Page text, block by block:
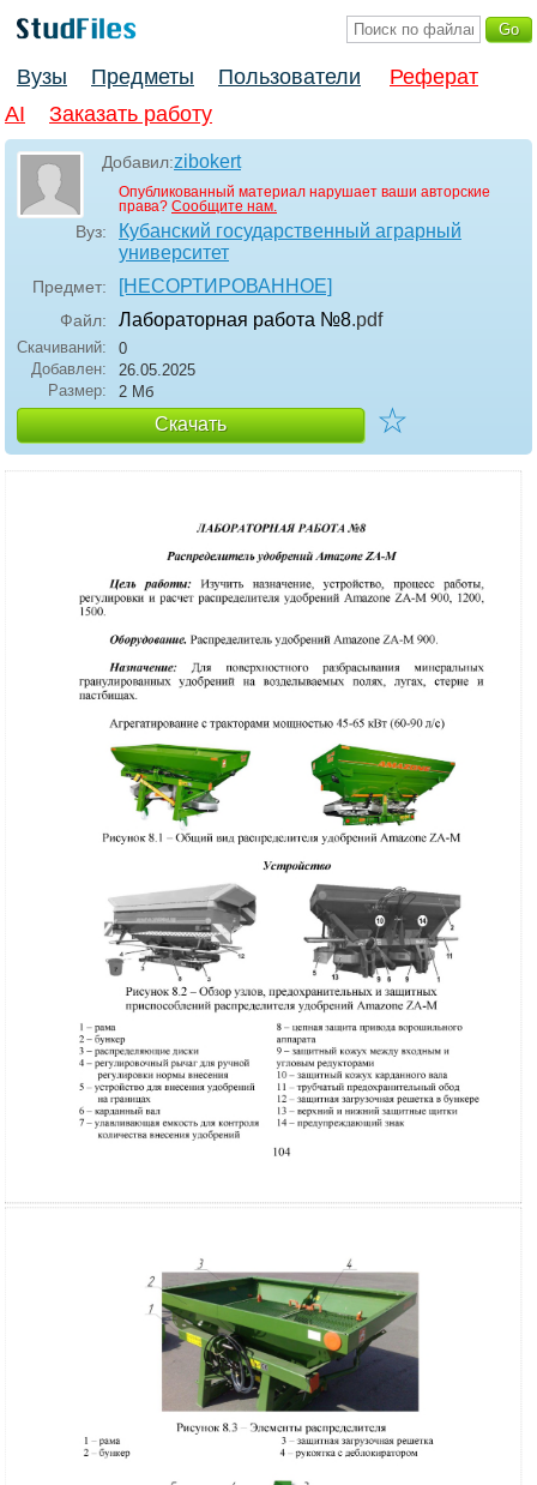
Вузы Предметы Пользователи
Реферат
AI
Заказать работу
Добавил:zibokert
Опубликованный материал нарушает ваши авторские
права? Сообщите нам.
Вуз:
Кубанский государственный аграрный
университет
Предмет: [НЕСОРТИРОВАННОЕ]
Файл: Лабораторная работа №8.pdf
Скачиваний:
0
Добавлен:
26.05.2025
Размер:
2 Мб
Скачать ☆